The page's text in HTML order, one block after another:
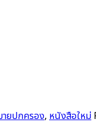
ยปกครอง, หนังสือใหม่